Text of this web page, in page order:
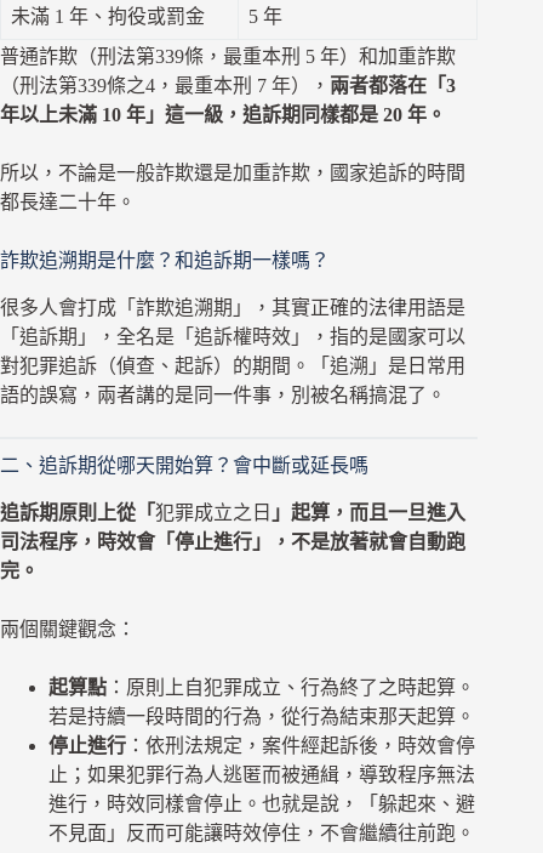
未滿 1 年、拘役或罰金
5 年
普通詐欺（刑法第339條，最重本刑 5 年）和加重詐欺
（刑法第339條之4，最重本刑 7 年）， 兩者都落在「3
年以上未滿 10 年」這一級，追訴期同樣都是 20 年。
所以，不論是一般詐欺還是加重詐欺，國家追訴的時間
都長達二十年。
詐欺追溯期是什麼？和追訴期一樣嗎？
很多人會打成「詐欺追溯期」，其實正確的法律用語是
「追訴期」，全名是「追訴權時效」，指的是國家可以
對犯罪追訴（偵查、起訴）的期間。「追溯」是日常用
語的誤寫，兩者講的是同一件事，別被名稱搞混了。
二、追訴期從哪天開始算？會中斷或延長嗎
追訴期原則上從「犯罪成立之日 」起算，而且一旦進入
司法程序，時效會「停止進行」，不是放著就會自動跑
完。
兩個關鍵觀念：
起算點 ：原則上自犯罪成立、行為終了之時起算。
若是持續一段時間的行為，從行為結束那天起算。
停止進行 ：依刑法規定，案件經起訴後，時效會停
止；如果犯罪行為人逃匿而被通緝，導致程序無法
進行，時效同樣會停止。也就是說，「躲起來、避
不見面」反而可能讓時效停住，不會繼續往前跑。